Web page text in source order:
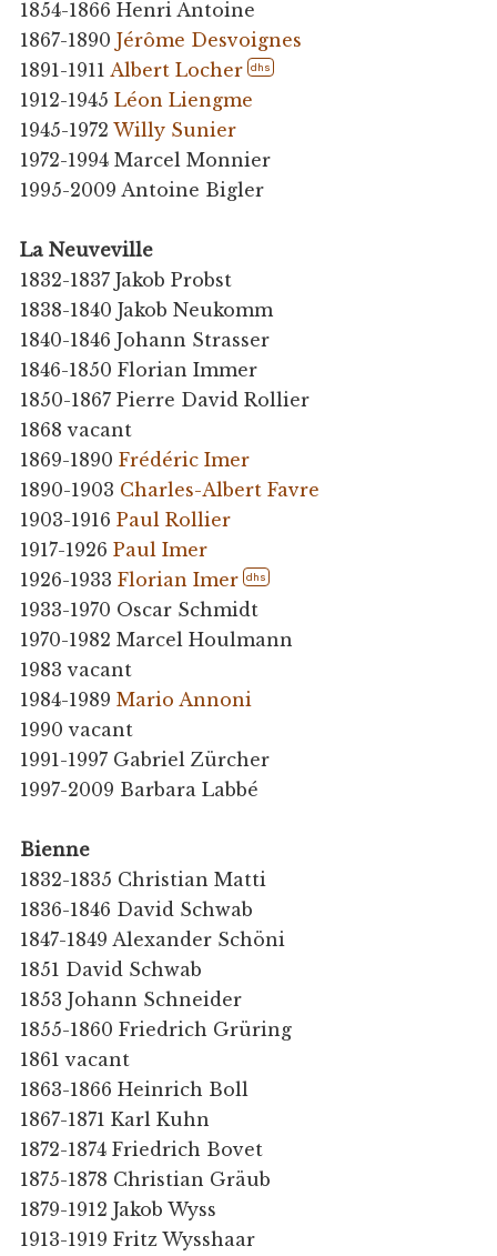
1854-1866 Henri Antoine
1867-1890 Jérôme Desvoignes
1891-1911 Albert Locher dhs
1912-1945 Léon Liengme
1945-1972 Willy Sunier
1972-1994 Marcel Monnier
1995-2009 Antoine Bigler
La Neuveville
1832-1837 Jakob Probst
1838-1840 Jakob Neukomm
1840-1846 Johann Strasser
1846-1850 Florian Immer
1850-1867 Pierre David Rollier
1868 vacant
1869-1890 Frédéric Imer
1890-1903 Charles-Albert Favre
1903-1916 Paul Rollier
1917-1926 Paul Imer
1926-1933 Florian Imer dhs
1933-1970 Oscar Schmidt
1970-1982 Marcel Houlmann
1983 vacant
1984-1989 Mario Annoni
1990 vacant
1991-1997 Gabriel Zürcher
1997-2009 Barbara Labbé
Bienne
1832-1835 Christian Matti
1836-1846 David Schwab
1847-1849 Alexander Schöni
1851 David Schwab
1853 Johann Schneider
1855-1860 Friedrich Grüring
1861 vacant
1863-1866 Heinrich Boll
1867-1871 Karl Kuhn
1872-1874 Friedrich Bovet
1875-1878 Christian Gräub
1879-1912 Jakob Wyss
1913-1919 Fritz Wysshaar